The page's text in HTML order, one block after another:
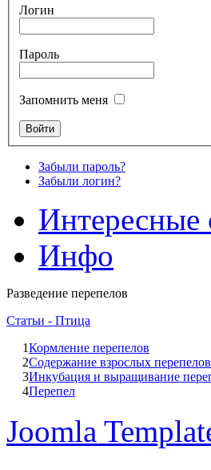
Логин
Пароль
Запомнить меня
Забыли пароль?
Забыли логин?
Интересные
Инфо
Разведение перепелов
Статьи - Птица
1Кормление перепелов
2Содержание взрослых перепелов
3Инкубация и выращивание
4Перепел
Joomla